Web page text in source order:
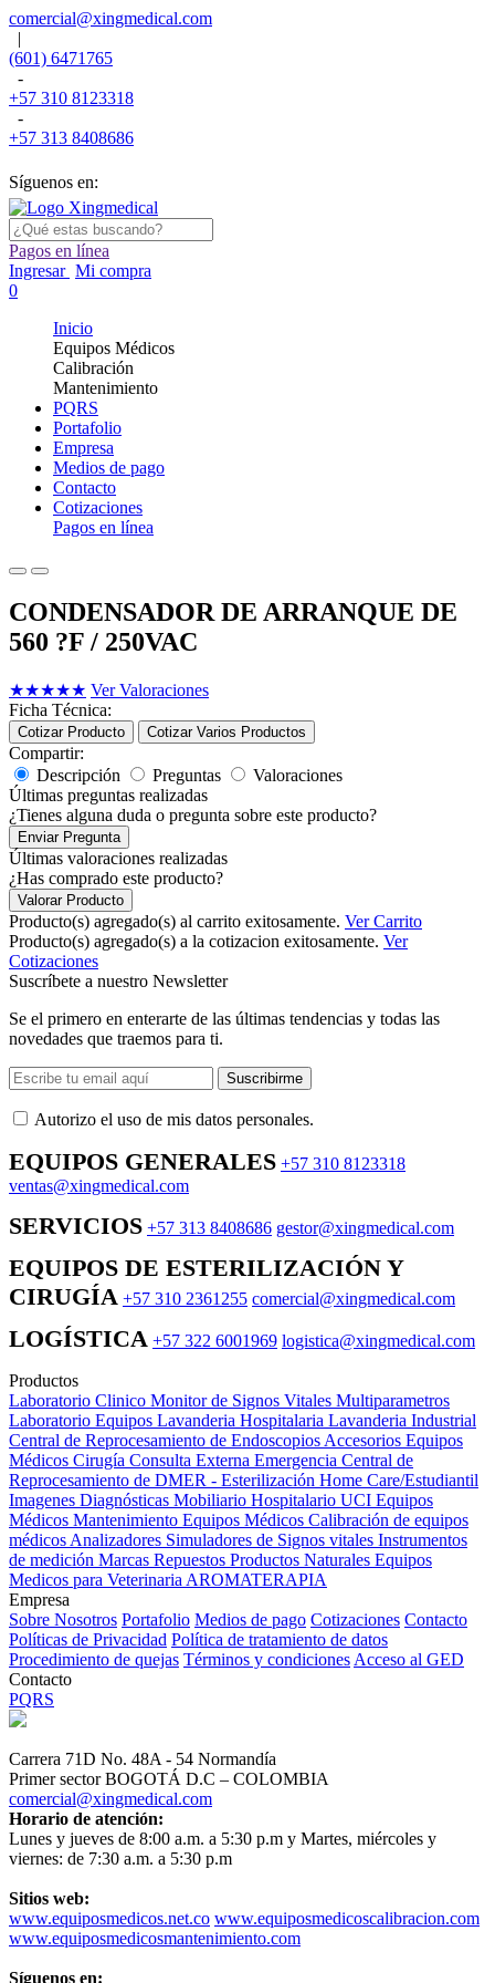
comercial@xingmedical.com
|
(601) 6471765
-
+57 310 8123318
-
+57 313 8408686
Síguenos en:
Pagos en línea
Ingresar Mi compra
0
Inicio
Equipos Médicos
Calibración
Mantenimiento
PQRS
Portafolio
Empresa
Medios de pago
Contacto
Cotizaciones
Pagos en línea
CONDENSADOR DE ARRANQUE DE
560 ?F / 250VAC
★★★★★ Ver Valoraciones
Ficha Técnica:
Cotizar Producto Cotizar Varios Productos
Compartir:
Descripción
Preguntas
Valoraciones
Últimas preguntas realizadas
¿Tienes alguna duda o pregunta sobre este producto?
Enviar Pregunta
Últimas valoraciones realizadas
¿Has comprado este producto?
Valorar Producto
Producto(s) agregado(s) al carrito exitosamente. Ver Carrito
Producto(s) agregado(s) a la cotizacion exitosamente. Ver
Cotizaciones
Suscríbete a nuestro Newsletter
Se el primero en enterarte de las últimas tendencias y todas las
novedades que traemos para ti.
Suscribirme
Autorizo ​​el uso de mis datos personales.
EQUIPOS GENERALES +57 310 8123318
ventas@xingmedical.com
SERVICIOS +57 313 8408686 gestor@xingmedical.com
EQUIPOS DE ESTERILIZACIÓN Y
CIRUGÍA +57 310 2361255 comercial@xingmedical.com
LOGÍSTICA +57 322 6001969 logistica@xingmedical.com
Productos
Laboratorio Clinico Monitor de Signos Vitales Multiparametros
Laboratorio Equipos Lavanderia Hospitalaria Lavanderia Industrial
Central de Reprocesamiento de Endoscopios Accesorios Equipos
Médicos Cirugía Consulta Externa Emergencia Central de
Reprocesamiento de DMER - Esterilización Home Care/Estudiantil
Imagenes Diagnósticas Mobiliario Hospitalario UCI Equipos
Médicos Mantenimiento Equipos Médicos Calibración de equipos
médicos Analizadores Simuladores de Signos vitales Instrumentos
de medición Marcas Repuestos Productos Naturales Equipos
Medicos para Veterinaria AROMATERAPIA
Empresa
Sobre Nosotros Portafolio Medios de pago Cotizaciones Contacto
Políticas de Privacidad Política de tratamiento de datos
Procedimiento de quejas Términos y condiciones Acceso al GED
Contacto
PQRS
Carrera 71D No. 48A - 54 Normandía
Primer sector BOGOTÁ D.C – COLOMBIA
comercial@xingmedical.com
Horario de atención:
Lunes y jueves de 8:00 a.m. a 5:30 p.m y Martes, miércoles y
viernes: de 7:30 a.m. a 5:30 p.m
Sitios web:
www.equiposmedicos.net.co www.equiposmedicoscalibracion.com
www.equiposmedicosmantenimiento.com
Síguenos en: